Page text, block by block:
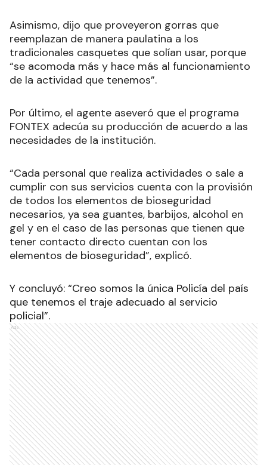
Asimismo, dijo que proveyeron gorras que
reemplazan de manera paulatina a los
tradicionales casquetes que solían usar, porque
“se acomoda más y hace más al funcionamiento
de la actividad que tenemos”.
Por último, el agente aseveró que el programa
FONTEX adecúa su producción de acuerdo a las
necesidades de la institución.
“Cada personal que realiza actividades o sale a
cumplir con sus servicios cuenta con la provisión
de todos los elementos de bioseguridad
necesarios, ya sea guantes, barbijos, alcohol en
gel y en el caso de las personas que tienen que
tener contacto directo cuentan con los
elementos de bioseguridad”, explicó.
Y concluyó: “Creo somos la única Policía del país
que tenemos el traje adecuado al servicio
policial”.
Ads